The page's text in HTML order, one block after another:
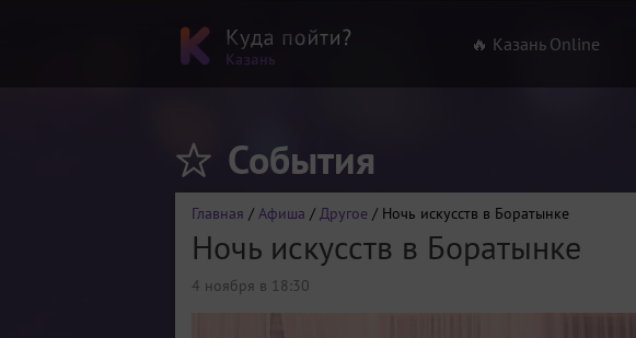
🔥 Казань Online
События
Главная / Афиша / Другое / Ночь искусств в Боратынке
Ночь искусств в Боратынке
4 ноября в 18:30